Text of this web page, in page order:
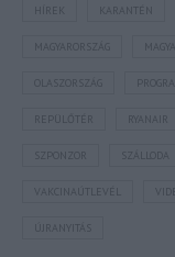
KARANTÉN
MAGYARORSZÁG
OLASZORSZÁG
REPÜLŐTÉR
SZPONZOR SZÁLLODA
VAKCINAÚTLEVÉL
ÚJRANYITÁS